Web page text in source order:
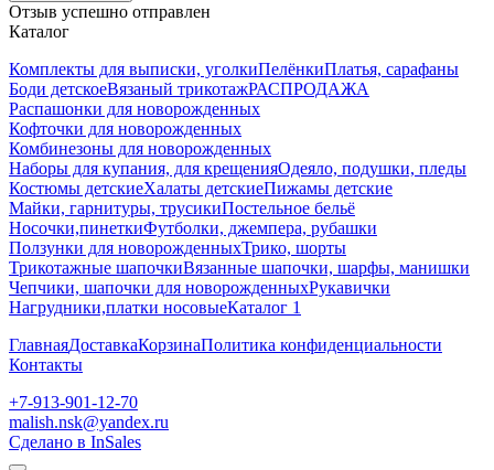
Отзыв успешно отправлен
Каталог
Комплекты для выписки, уголкиПелёнкиПлатья, сарафаны
Боди детскоеВязаный трикотажРАСПРОДАЖА
Распашонки для новорожденных
Кофточки для новорожденных
Комбинезоны для новорожденных
Наборы для купания, для крещенияОдеяло, подушки, пледы
Костюмы детскиеХалаты детскиеПижамы детские
Майки, гарнитуры, трусикиПостельное бельё
Носочки,пинеткиФутболки, джемпера, рубашки
Ползунки для новорожденныхТрико, шорты
Трикотажные шапочкиВязанные шапочки, шарфы, манишки
Чепчики, шапочки для новорожденныхРукавички
Нагрудники,платки носовыеКаталог 1
ГлавнаяДоставкаКорзинаПолитика конфиденциальности
Контакты
+7-913-901-12-70
malish.nsk@yandex.ru
Сделано в InSales